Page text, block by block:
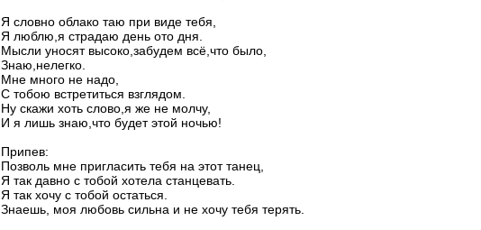
Я словно облако таю при виде тебя,
Я люблю,я страдаю день ото дня.
Мысли уносят высоко,забудем всё,что было,
Знаю,нелегко.
Мне много не надо,
С тобою встретиться взглядом.
Ну скажи хоть слово,я же не молчу,
И я лишь знаю,что будет этой ночью!
Припев:
Позволь мне пригласить тебя на этот танец,
Я так давно с тобой хотела станцевать.
Я так хочу с тобой остаться.
Знаешь, моя любовь сильна и не хочу тебя терять.